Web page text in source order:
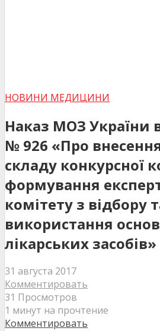
НОВИНИ МЕДИЦИНИ
Наказ МОЗ України
№ 926 «Про
складу конкурсної
формування
комітету з відбору
використання
лікарських засобів»
31 августа 2017
Комментировать
31 Просмотров
1 минут на прочтение
Комментировать